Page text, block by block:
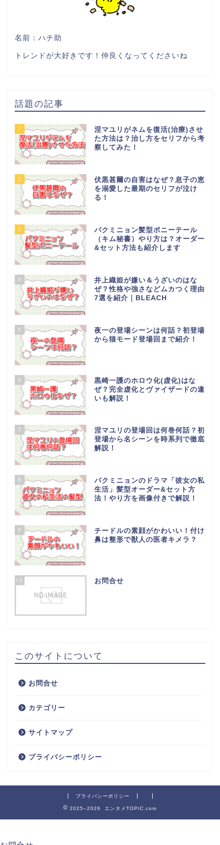
名前：ハチ助
トレンドが大好きです！仲良くなってくださいね
話題の記事
1
涅マユリがネムを復活(治療)させ
た方法は？治し方をセリフから考
察してみた！
2
伏黒甚爾の自害はなぜ？息子の恵
を溺愛した最期のセリフが泣け
る！
3
パクミニョン髪型ポニーテール
（キム秘書）やり方は？オーダー
&セット方法も紹介します
4
井上織姫が嫌い＆うざいのはな
ぜ？性格や強さなどムカつく理由
7選を紹介｜BLEACH
5
夜一の登場シーンは何話？初登場
から猫モード登場回まで紹介！
6
黒崎一護のホロウ化(虚化)はな
ぜ？完全虚化とヴァイザードの違
いも解説！
7
涅マユリの登場回は何巻何話？初
登場から名シーンを時系列で徹底
解説！
8
パクミニョンのドラマ「彼女の私
生活」髪型オーダー&セット方
法！やり方を画像付きで解説！
9
チードルの素顔がかわいい！付け
鼻は整形で獣人の医者キメラ？
10 お問合せ
このサイトについて
お問合せ
カテゴリー
サイトマップ
プライバシーポリシー
プライバシーポリシー
2025–2026 エンタメTOPIC.com